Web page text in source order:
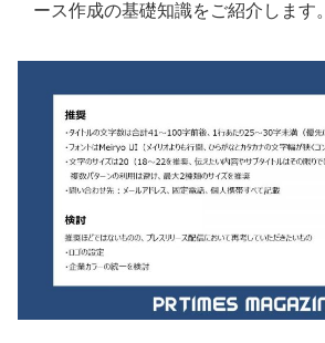
ース作成の基礎知識をご紹介します。